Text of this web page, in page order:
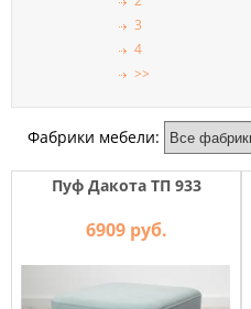
3
4
>>
Фабрики мебели:
Пуф Дакота ТП 933
6909 руб.
ГОСТИНОЙ
ПРИХОЖЕЙ
СТОЛЫ